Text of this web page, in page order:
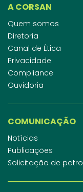
A CORSAN
Quem somos
Diretoria
Canal de Ética
Privacidade
Compliance
Ouvidoria
COMUNICAÇÃO
Notícias
Publicações
Solicitação de